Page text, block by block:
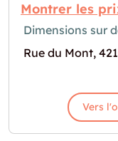
Montrer les
Dimensions sur
Rue du Mont,
Vers